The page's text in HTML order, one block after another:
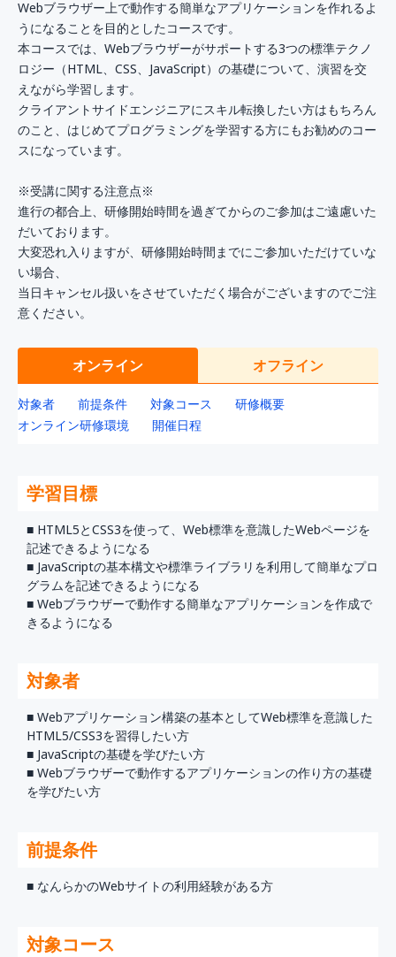
Webブラウザー上で動作する簡単なアプリケーションを作れるよ
うになることを目的としたコースです。
本コースでは、Webブラウザーがサポートする3つの標準テクノ
ロジー（HTML、CSS、JavaScript）の基礎について、演習を交
えながら学習します。
クライアントサイドエンジニアにスキル転換したい方はもちろん
のこと、はじめてプログラミングを学習する方にもお勧めのコー
スになっています。
※受講に関する注意点※
進行の都合上、研修開始時間を過ぎてからのご参加はご遠慮いた
だいております。
大変恐れ入りますが、研修開始時間までにご参加いただけていな
い場合、
当日キャンセル扱いをさせていただく場合がございますのでご注
意ください。
オンライン オフライン
対象者 前提条件 対象コース
研修概要
オンライン研修環境
開催日程
学習目標
■ HTML5とCSS3を使って、Web標準を意識したWebページを
記述できるようになる
■ JavaScriptの基本構文や標準ライブラリを利用して簡単なプロ
グラムを記述できるようになる
■ Webブラウザーで動作する簡単なアプリケーションを作成で
きるようになる
対象者
■ Webアプリケーション構築の基本としてWeb標準を意識した
HTML5/CSS3を習得したい方
■ JavaScriptの基礎を学びたい方
■ Webブラウザーで動作するアプリケーションの作り方の基礎
を学びたい方
前提条件
■ なんらかのWebサイトの利用経験がある方
対象コース